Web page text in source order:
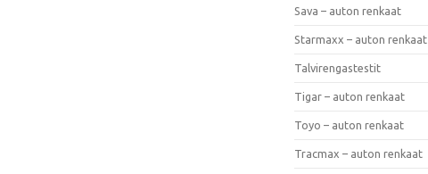
Sava – auton renkaat
Starmaxx – auton renkaat
Talvirengastestit
Tigar – auton renkaat
Toyo – auton renkaat
Tracmax – auton renkaat